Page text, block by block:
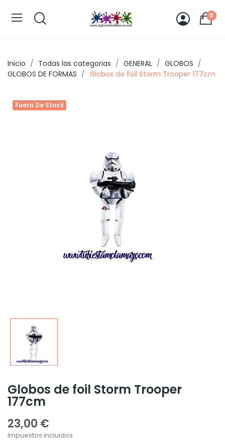
0
Inicio Todas las categorias GENERAL
GLOBOS
GLOBOS DE FORMAS
Globos de foil Storm Trooper 177cm
Fuera De Stock
Globos de foil Storm Trooper
177cm
23,00 €
Impuestos incluidos